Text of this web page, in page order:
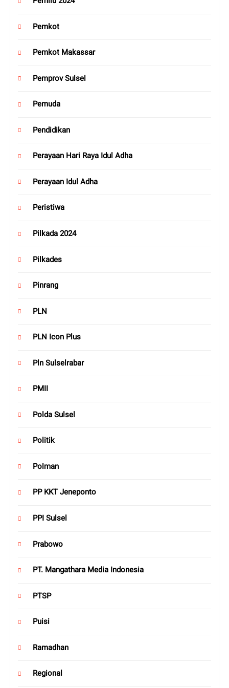
Pemkot
Pemkot Makassar
Pemprov Sulsel
Pemuda
Pendidikan
Perayaan Hari Raya Idul Adha
Perayaan Idul Adha
Peristiwa
Pilkada 2024
Pilkades
Pinrang
PLN
PLN Icon Plus
Pln Sulselrabar
PMII
Polda Sulsel
Politik
Polman
PP KKT Jeneponto
PPI Sulsel
Prabowo
PT. Mangathara Media Indonesia
PTSP
Puisi
Ramadhan
Regional